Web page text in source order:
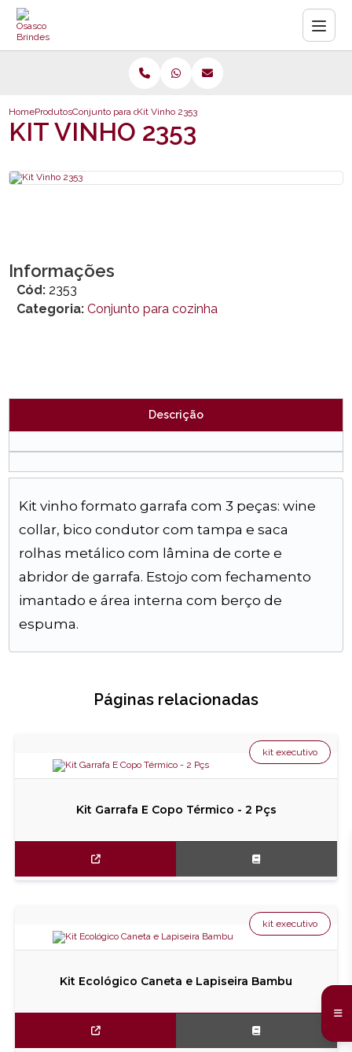
HomeProdutosConjunto para cozinhaKit Vinho 2353
KIT VINHO 2353
Informações
Cód: 2353
Categoria: Conjunto para cozinha
Descrição
Kit vinho formato garrafa com 3 peças: wine
collar, bico condutor com tampa e saca
rolhas metálico com lâmina de corte e
abridor de garrafa. Estojo com fechamento
imantado e área interna com berço de
espuma.
Páginas relacionadas
Kit Garrafa E Copo Térmico - 2 Pçs
kit executivo
Kit Ecológico Caneta e Lapiseira Bambu
kit executivo